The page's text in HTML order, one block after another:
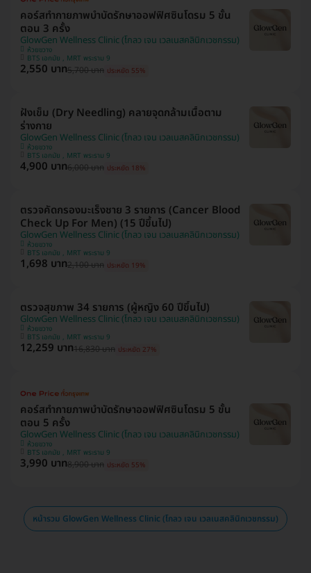
คอร์สทำกายภาพบำบัดรักษาออฟฟิศซินโดรม 5 ขั้น
ตอน 3 ครั้ง
GlowGen Wellness Clinic (โกลว เจน เวลเนสคลินิกเวชกรรม)
ห้วยขวาง
BTS เอกมัย , MRT พระราม 9
2,550 บาท5,700 บาท ประหยัด 55%
ฝังเข็ม (Dry Needling) คลายจุดกล้ามเนื้อตาม
ร่างกาย
GlowGen Wellness Clinic (โกลว เจน เวลเนสคลินิกเวชกรรม)
ห้วยขวาง
BTS เอกมัย , MRT พระราม 9
4,900 บาท6,000 บาท ประหยัด 18%
ตรวจคัดกรองมะเร็งชาย 3 รายการ (Cancer Blood
Check Up For Men) (15 ปีขึ้นไป)
GlowGen Wellness Clinic (โกลว เจน เวลเนสคลินิกเวชกรรม)
ห้วยขวาง
BTS เอกมัย , MRT พระราม 9
1,698 บาท2,100 บาท ประหยัด 19%
ตรวจสุขภาพ 34 รายการ (ผู้หญิง 60 ปีขึ้นไป)
GlowGen Wellness Clinic (โกลว เจน เวลเนสคลินิกเวชกรรม)
ห้วยขวาง
BTS เอกมัย , MRT พระราม 9
12,259 บาท16,830 บาท ประหยัด 27%
คอร์สทำกายภาพบำบัดรักษาออฟฟิศซินโดรม 5 ขั้น
ตอน 5 ครั้ง
GlowGen Wellness Clinic (โกลว เจน เวลเนสคลินิกเวชกรรม)
ห้วยขวาง
BTS เอกมัย , MRT พระราม 9
3,990 บาท8,900 บาท ประหยัด 55%
หน้ารวม GlowGen Wellness Clinic (โกลว เจน เวลเนสคลินิกเวชกรรม)